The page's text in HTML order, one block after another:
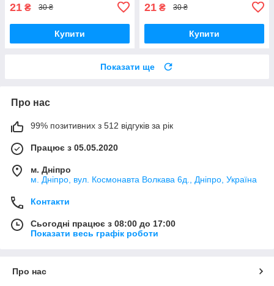
21 ₴ 30 ₴
Купити
21 ₴ 30 ₴
Купити
Показати ще
Про нас
99% позитивних з 512 відгуків за рік
Працює з 05.05.2020
м. Дніпро
м. Дніпро, вул. Космонавта Волкава 6д., Дніпро, Україна
Контакти
Сьогодні працює з 08:00 до 17:00
Показати весь графік роботи
Про нас